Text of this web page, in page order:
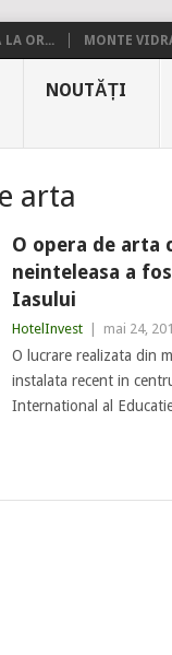
LA OR... MONTE
NOUTĂȚI
arta
O opera de arta
neinteleasa a
Iasului
HotelInvest mai 24,
O lucrare realizata din
instalata recent in
International al